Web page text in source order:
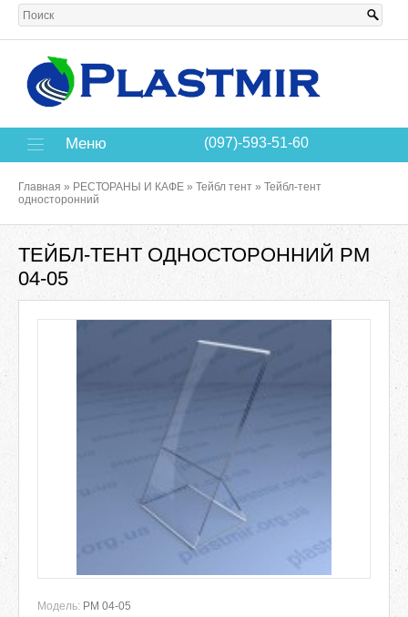
Меню (097)-593-51-60
Главная » РЕСТОРАНЫ И КАФЕ » Тейбл тент » Тейбл-тент
односторонний
ТЕЙБЛ-ТЕНТ ОДНОСТОРОННИЙ РМ
04-05
Модель: РМ 04-05